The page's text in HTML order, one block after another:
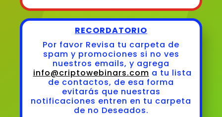
RECORDATORIO
Por favor Revisa tu carpeta de
spam y promociones si no ves
nuestros emails, y agrega
info@criptowebinars.com a tu lista
de contactos, de esa forma
evitarás que nuestras
notificaciones entren en tu carpeta
de no Deseados.